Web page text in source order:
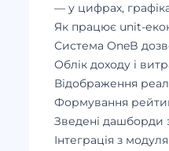
— у цифрах,
Як працює unit-
Система OneB
Облік доходу і
Відображення
Формування
Зведені дашборди
Інтеграція з